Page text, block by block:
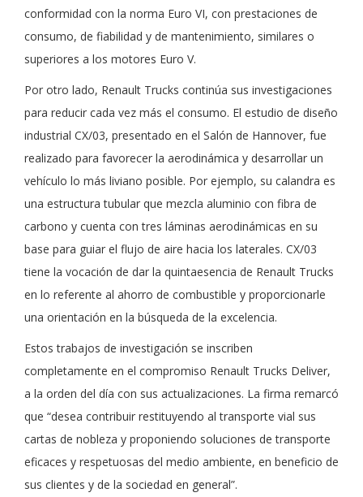
conformidad con la norma Euro VI, con prestaciones de
consumo, de fiabilidad y de mantenimiento, similares o
superiores a los motores Euro V.
Por otro lado, Renault Trucks continúa sus investigaciones
para reducir cada vez más el consumo. El estudio de diseño
industrial CX/03, presentado en el Salón de Hannover, fue
realizado para favorecer la aerodinámica y desarrollar un
vehículo lo más liviano posible. Por ejemplo, su calandra es
una estructura tubular que mezcla aluminio con fibra de
carbono y cuenta con tres láminas aerodinámicas en su
base para guiar el flujo de aire hacia los laterales. CX/03
tiene la vocación de dar la quintaesencia de Renault Trucks
en lo referente al ahorro de combustible y proporcionarle
una orientación en la búsqueda de la excelencia.
Estos trabajos de investigación se inscriben
completamente en el compromiso Renault Trucks Deliver,
a la orden del día con sus actualizaciones. La firma remarcó
que “desea contribuir restituyendo al transporte vial sus
cartas de nobleza y proponiendo soluciones de transporte
eficaces y respetuosas del medio ambiente, en beneficio de
sus clientes y de la sociedad en general”.